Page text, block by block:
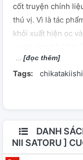
cốt truyện chính
thú vị. Vì là tác
khỏi xuất hiện oc
mong mọi người bỏ
trong cốt truyện
[đọc thêm]
Tags: chikatakiishi
DANH
NII SATORU ]